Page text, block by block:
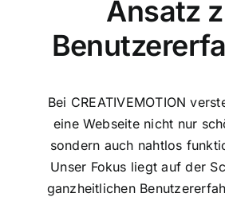
Ansatz
Bei CREATIVEMOTION
eine Webseite nicht nur
sondern auch nahtlos
Unser Fokus liegt auf der
ganzheitlichen